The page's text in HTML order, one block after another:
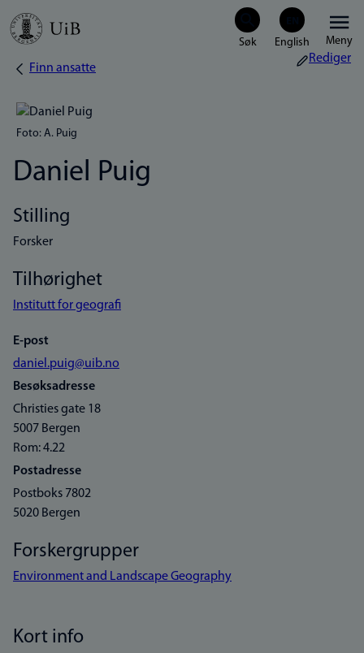
Hopp
Meny
Navigasjonssti
Finn ansatte
Rediger
Foto: A. Puig
Daniel Puig
Stilling
Forsker
Tilhørighet
Institutt for geografi
E-post
daniel.puig@uib.no
Besøksadresse
Christies gate 18
5007 Bergen
Rom: 4.22
Postadresse
Postboks 7802
5020 Bergen
Forskergrupper
Environment and Landscape Geography
Kort info